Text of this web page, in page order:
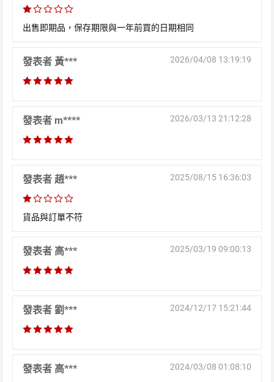
出售即期品，保存期限與一年前買的日期相同
發表者 黃*** 2026/04/08 13:19:19
發表者 m**** 2026/03/13 21:12:28
發表者 趙*** 2025/08/15 16:36:03
貨品與訂單不符
發表者 高*** 2025/03/19 09:00:13
發表者 劉*** 2024/12/17 15:21:44
發表者 高*** 2024/03/08 01:08:10